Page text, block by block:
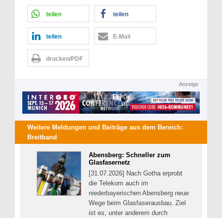
teilen teilen
teilen E-Mail
drucken/PDF
Anzeige
Weitere Meldungen und Beiträge aus dem Bereich:
Breitband
Abensberg: Schneller zum
Glasfasernetz
[31.07.2026] Nach Gotha erprobt
die Telekom auch im
niederbayerischen Abensberg neue
Wege beim Glasfaserausbau. Ziel
ist es, unter anderem durch